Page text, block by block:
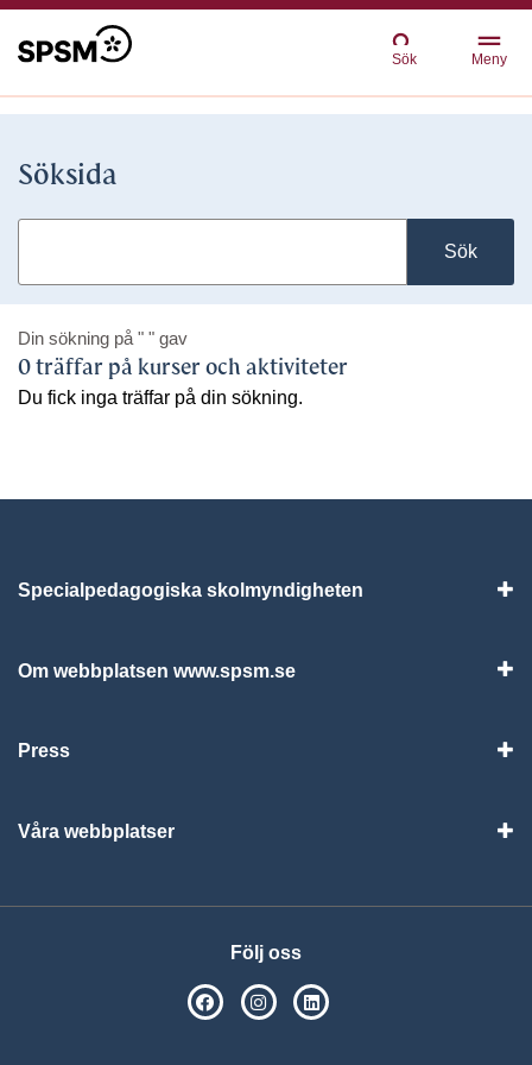
Sök Meny
Söksida
Sök
Din sökning på " " gav
0 träffar på kurser och aktiviteter
Du fick inga träffar på din sökning.
Specialpedagogiska skolmyndigheten
Om webbplatsen www.spsm.se
Press
Våra webbplatser
Följ oss
SPSM på Facebook
SPSM på Instagram